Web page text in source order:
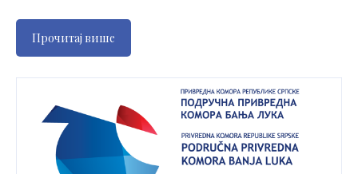
Прочитај више